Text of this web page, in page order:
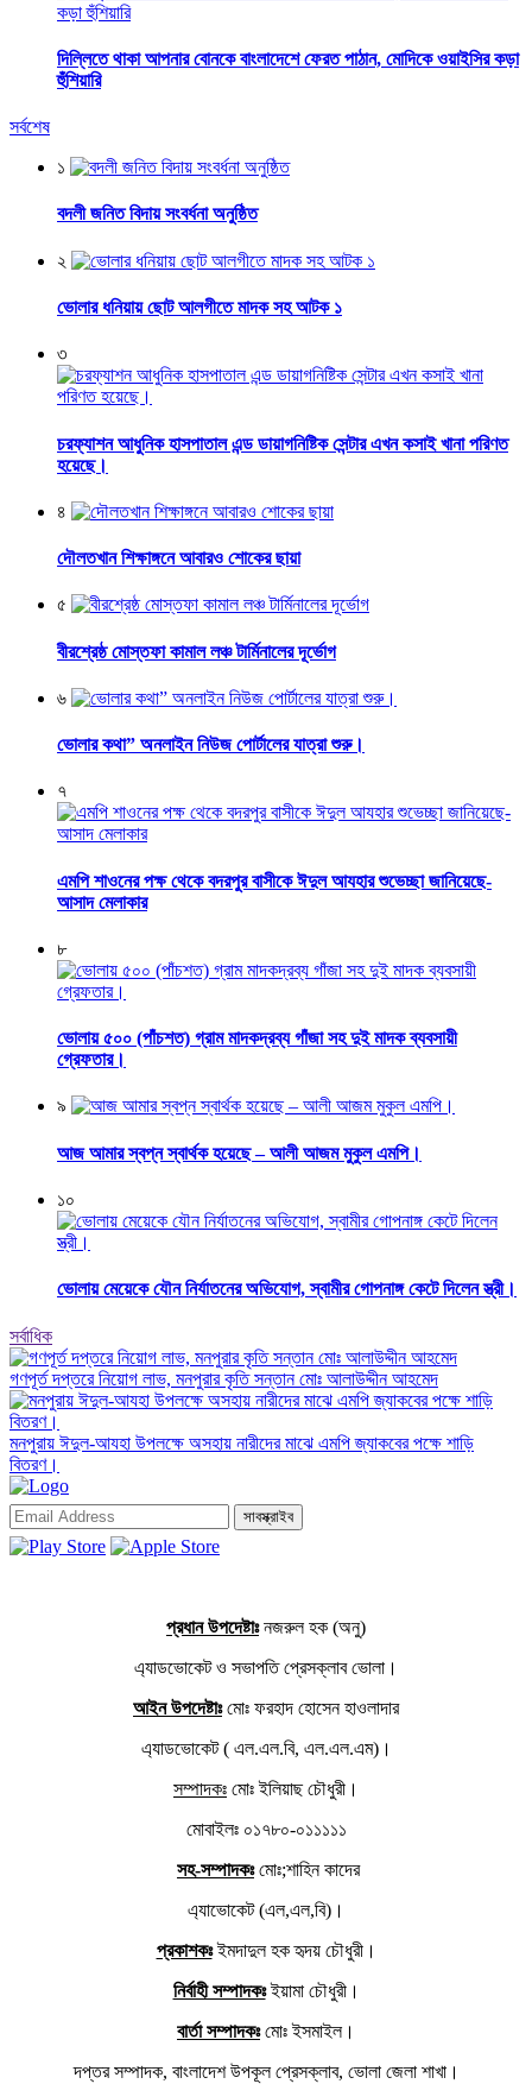
দিল্লিতে থাকা আপনার বোনকে বাংলাদেশে ফেরত পাঠান, মোদিকে ওয়াইসির কড়া
হুঁশিয়ারি
সর্বশেষ
১
বদলী জনিত বিদায় সংবর্ধনা অনুষ্ঠিত
২
ভোলার ধনিয়ায় ছোট আলগীতে মাদক সহ আটক ১
৩
চরফ্যাশন আধুনিক হাসপাতাল এন্ড ডায়াগনিষ্টিক সেন্টার এখন কসাই খানা পরিণত
হয়েছে।
৪
দৌলতখান শিক্ষাঙ্গনে আবারও শোকের ছায়া
৫
বীরশ্রেষ্ঠ মোস্তফা কামাল লঞ্চ টার্মিনালের দূর্ভোগ
৬
ভোলার কথা” অনলাইন নিউজ পোর্টালের যাত্রা শুরু।
৭
এমপি শাওনের পক্ষ থেকে বদরপুর বাসীকে ঈদুল আযহার শুভেচ্ছা জানিয়েছে-
আসাদ মেলাকার
৮
ভোলায় ৫০০ (পাঁচশত) গ্রাম মাদকদ্রব্য গাঁজা সহ দুই মাদক ব্যবসায়ী
গ্রেফতার।
৯
আজ আমার স্বপ্ন স্বার্থক হয়েছে – আলী আজম মুকুল এমপি।
১০
ভোলায় মেয়েকে যৌন নির্যাতনের অভিযোগ, স্বামীর গোপনাঙ্গ কেটে দিলেন স্ত্রী।
সর্বাধিক
গণপূর্ত দপ্তরে নিয়োগ লাভ, মনপুরার কৃতি সন্তান মোঃ আলাউদ্দীন আহমেদ
মনপুরায় ঈদুল-আযহা উপলক্ষে অসহায় নারীদের মাঝে এমপি জ্যাকবের পক্ষে শাড়ি
বিতরণ।
সাবস্ক্রাইব
প্রধান উপদেষ্টাঃনজরুল হক (অনু)
এ্যাডভোকেট ও সভাপতি প্রেসক্লাব ভোলা।
আইন উপদেষ্টাঃমোঃ ফরহাদ হোসেন হাওলাদার
এ্যাডভোকেট ( এল.এল.বি, এল.এল.এম)।
সম্পাদকঃ মোঃ ইলিয়াছ চৌধুরী।
মোবাইলঃ ০১৭৮০-০১১১১১
সহ-সম্পাদকঃমোঃ;শাহিন কাদের
এ্যাভোকেট (এল,এল,বি)।
প্রকাশকঃইমদাদুল হক হৃদয় চৌধুরী।
নির্বাহী সম্পাদকঃইয়ামা চৌধুরী।
বার্তা সম্পাদকঃমোঃ ইসমাইল।
দপ্তর সম্পাদক, বাংলাদেশ উপকূল প্রেসক্লাব, ভোলা জেলা শাখা।